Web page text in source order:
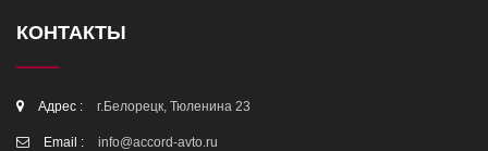
КОНТАКТЫ
Адрес : г.Белорецк, Тюленина 23
Email : info@accord-avto.ru